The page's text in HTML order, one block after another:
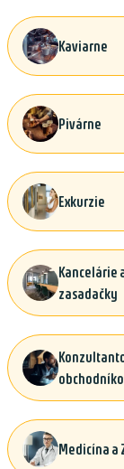
Kaviarne
Pivárne
Exkurzie
Kancelárie
zasadačky
Medicína a